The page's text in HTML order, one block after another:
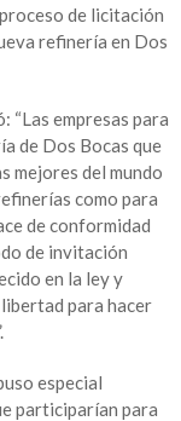
de licitación
refinería en Dos
“Las empresas para
de Dos Bocas que
mejores del mundo
como para
de conformidad
de invitación
en la ley y
para hacer
especial
participarían para